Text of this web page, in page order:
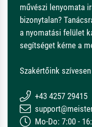
művészi lenyomata
bizonytalan?
a nyomatási felület
segítséget kérne a
Szakértőink
+43 4257 29415
Mo-Do: 7:00 -